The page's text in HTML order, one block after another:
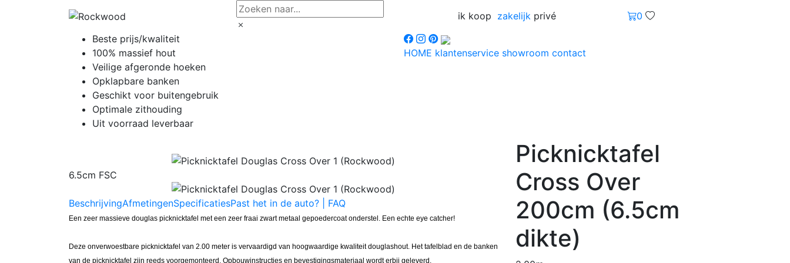
ik koop zakelijk privé
0
Beste prijs/kwaliteit
100% massief hout
Veilige afgeronde hoeken
Opklapbare banken
Geschikt voor buitengebruik
Optimale zithouding
Uit voorraad leverbaar
HOME klantenservice showroom contact
6.5cm FSC
BeschrijvingAfmetingenSpecificatiesPast het in de auto? | FAQ
Een zeer massieve douglas picknicktafel met een zeer fraai zwart metaal gepoedercoat onderstel. Een echte eye catcher!
Deze onverwoestbare picknicktafel van 2.00 meter is vervaardigd van hoogwaardige kwaliteit douglashout. Het tafelblad en de banken
van de picknicktafel zijn reeds voorgemonteerd. Opbouwinstructies en bevestigingsmateriaal wordt erbij geleverd.
Picknicktafel
Cross Over
200cm (6.5cm
dikte)